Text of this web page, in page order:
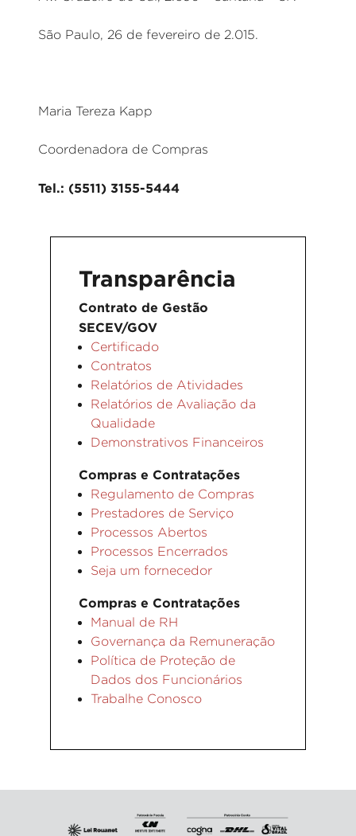
São Paulo, 26 de fevereiro de 2.015.
Maria Tereza Kapp
Coordenadora de Compras
Tel.: (5511) 3155-5444
Transparência
Contrato de Gestão
SECEV/GOV
Certificado
Contratos
Relatórios de Atividades
Relatórios de Avaliação da
Qualidade
Demonstrativos Financeiros
Compras e Contratações
Regulamento de Compras
Prestadores de Serviço
Processos Abertos
Processos Encerrados
Seja um fornecedor
Compras e Contratações
Manual de RH
Governança da Remuneração
Política de Proteção de
Dados dos Funcionários
Trabalhe Conosco